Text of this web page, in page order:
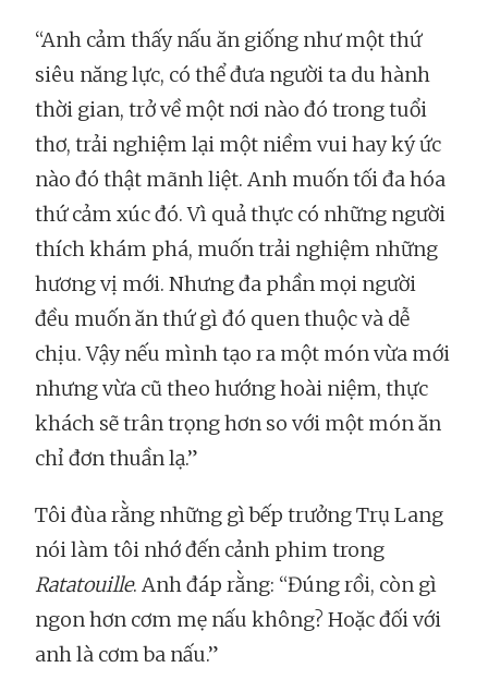
“Anh cảm thấy nấu ăn giống như một thứ
siêu năng lực, có thể đưa người ta du hành
thời gian, trở về một nơi nào đó trong tuổi
thơ, trải nghiệm lại một niềm vui hay ký ức
nào đó thật mãnh liệt. Anh muốn tối đa hóa
thứ cảm xúc đó. Vì quả thực có những người
thích khám phá, muốn trải nghiệm những
hương vị mới. Nhưng đa phần mọi người
đều muốn ăn thứ gì đó quen thuộc và dễ
chịu. Vậy nếu mình tạo ra một món vừa mới
nhưng vừa cũ theo hướng hoài niệm, thực
khách sẽ trân trọng hơn so với một món ăn
chỉ đơn thuần lạ.”
Tôi đùa rằng những gì bếp trưởng Trụ Lang
nói làm tôi nhớ đến cảnh phim trong
Ratatouille. Anh đáp rằng: “Đúng rồi, còn gì
ngon hơn cơm mẹ nấu không? Hoặc đối với
anh là cơm ba nấu.”